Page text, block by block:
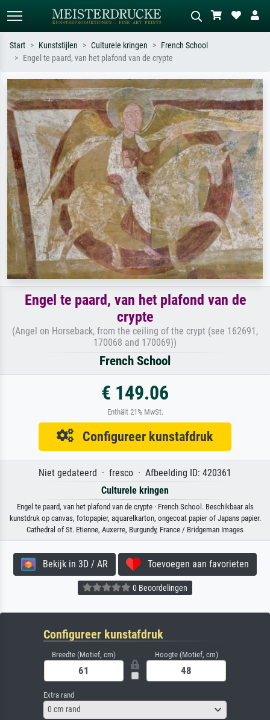
Zoek op kunstenaar, titel of stijl – bijv.
Monet, Sterrennacht, impressionisme,
Hokusai-golf, naakt.
Beschrijf de scène – bijv. groene
weide, abstract met veel rood, donker
olieverfschilderij, staand naakt naast
een boom.
Start Kunststijlen Culturele kringen
French School
Engel te paard, van het plafond van de crypte
Engel te paard, van het plafond van de
crypte
(Angel on Horseback, from the ceiling of the crypt (see 162691,
170068 and 170069))
French School
€ 149.06
Enthält 21% MwSt.
Configureer kunstafdruk
Niet gedateerd · fresco · Afbeelding ID: 420361
Culturele kringen
Engel te paard, van het plafond van de crypte · French School. Beschikbaar als
kunstdruk op canvas, fotopapier, aquarelkarton, ongecoat papier of Japans papier.
Cathedral of St. Etienne, Auxerre, Burgundy, France / Bridgeman Images
Bekijk in 3D / AR Toevoegen aan favorieten
0 Beoordelingen
Configureer kunstafdruk
Breedte (Motief, cm) Hoogte (Motief, cm)
Extra rand
0 cm rand